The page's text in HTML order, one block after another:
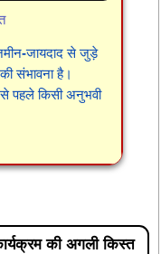
जायदाद से जुड़े
संभावना है।
से पहले किसी अनुभवी
की अगली किस्त